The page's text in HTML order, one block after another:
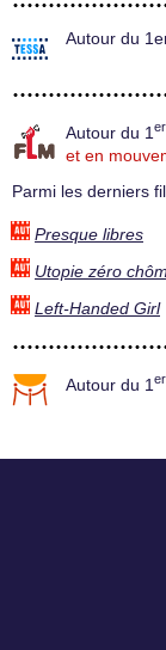
Autour du
Autour du 1 er
et en
Parmi les derniers
Presque libres
Utopie zéro
Left-Handed Girl
Autour du 1 er